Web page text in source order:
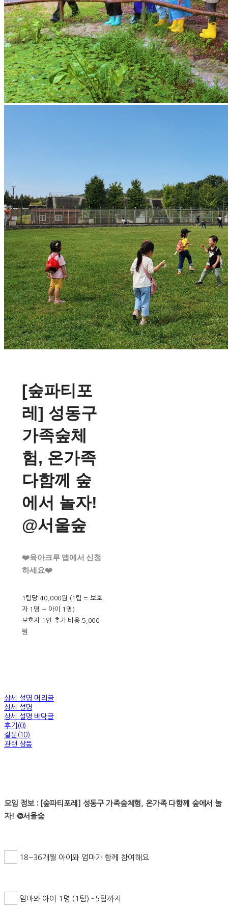
[숲파티포
레] 성동구
가족숲체
험, 온가족
다함께 숲
에서 놀자!
@서울숲
❤️육아크루 앱에서 신청
하세요❤️
1팀당 40,000원 (1팀 = 보호
자 1명 + 아이 1명)
보호자 1인 추가 비용 5,000
원
상세 설명 머리글
상세 설명
상세 설명 바닥글
후기(0)
질문(10)
관련 상품
모임 정보 : [숲파티포레] 성동구 가족숲체험, 온가족 다함께 숲에서 놀
자! @서울숲
18~36개월 아이와 엄마가 함께 참여해요
엄마와 아이 1명 (1팀) - 5팀까지